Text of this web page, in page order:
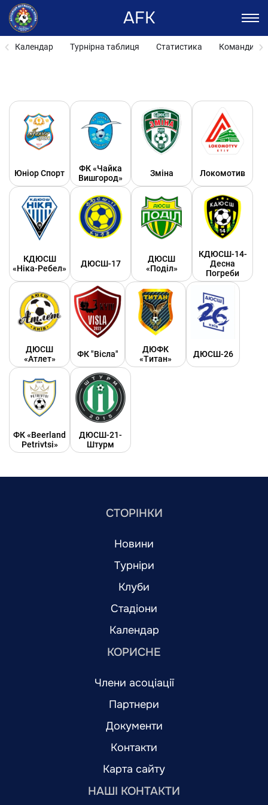
AFK
Календар Турнірна таблиця Статистика Команди
Юніор Спорт
ФК «Чайка
Вишгород»
Зміна Локомотив
КДЮСШ
«Ніка-Ребел»
ДЮСШ-17
ДЮСШ
«Поділ»
КДЮСШ-14-
Десна
Погреби
ДЮСШ
«Атлет»
ФК "Вісла"
ДЮФК
«Титан»
ДЮСШ-26
ФК «Beerland
Petrivtsi»
ДЮСШ-21-
Штурм
СТОРІНКИ
Новини
Турніри
Клуби
Стадіони
Календар
КОРИСНЕ
Члени асоціації
Партнери
Документи
Контакти
Карта сайту
НАШІ КОНТАКТИ